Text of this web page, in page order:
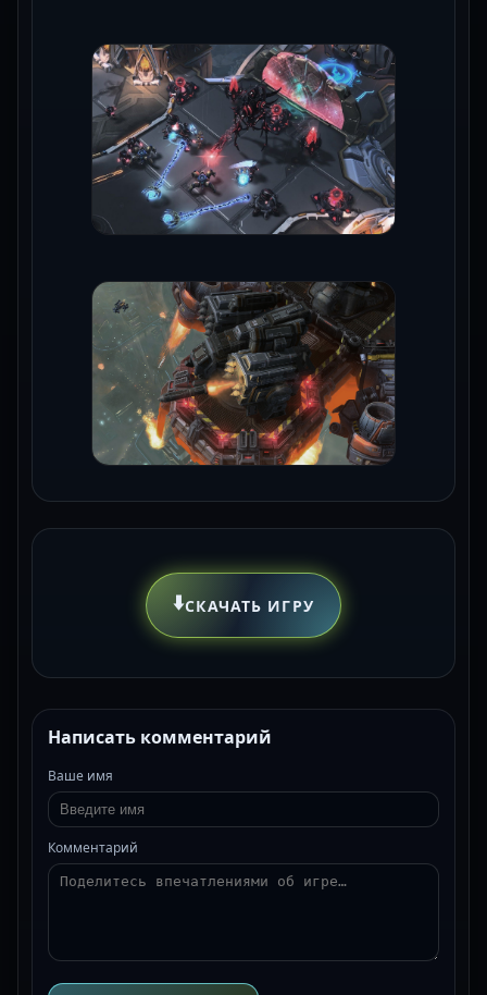
⬇️СКАЧАТЬ ИГРУ
Написать комментарий
Ваше имя
Комментарий